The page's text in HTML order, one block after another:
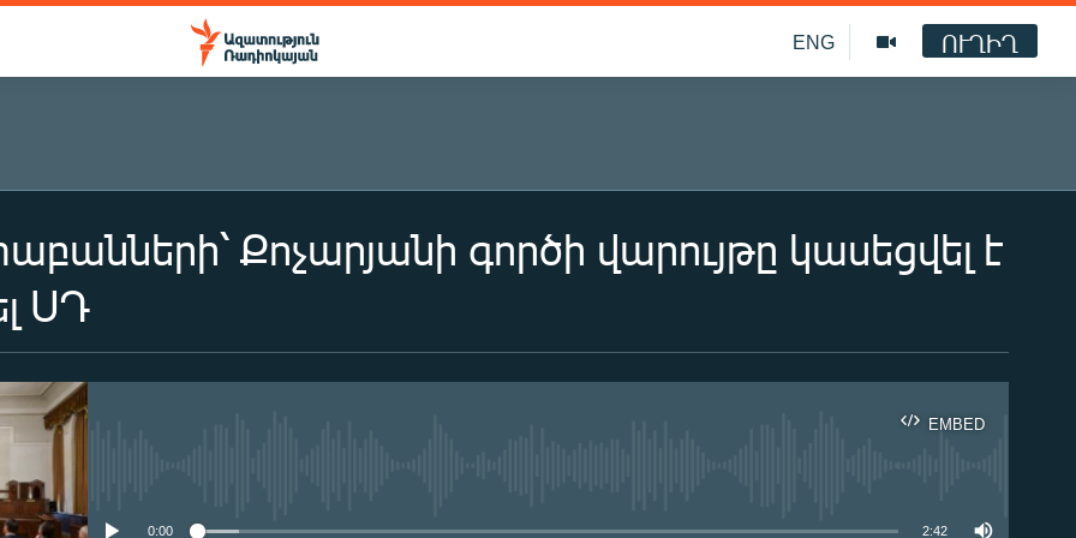
ENG ՈՒՂԻՂ
Քոչարյանի գործի վարույթը կասեցվել է
ՍԴ
EMBED
0:00 2:42